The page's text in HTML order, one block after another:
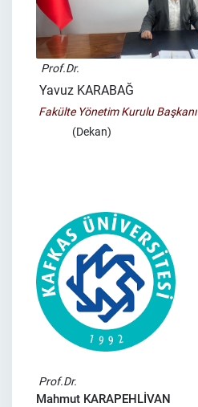
Prof.Dr.
Yavuz KARABAĞ
Fakülte Yönetim Kurulu Başkanı
(Dekan)
Prof.Dr.
Mahmut KARAPEHLİVAN